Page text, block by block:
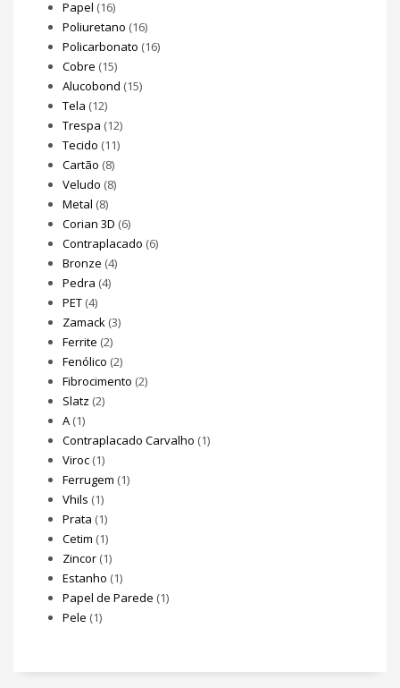
Papel (16)
Poliuretano (16)
Policarbonato (16)
Cobre (15)
Alucobond (15)
Tela (12)
Trespa (12)
Tecido (11)
Cartão (8)
Veludo (8)
Metal (8)
Corian 3D (6)
Contraplacado (6)
Bronze (4)
Pedra (4)
PET (4)
Zamack (3)
Ferrite (2)
Fenólico (2)
Fibrocimento (2)
Slatz (2)
A (1)
Contraplacado Carvalho (1)
Viroc (1)
Ferrugem (1)
Vhils (1)
Prata (1)
Cetim (1)
Zincor (1)
Estanho (1)
Papel de Parede (1)
Pele (1)